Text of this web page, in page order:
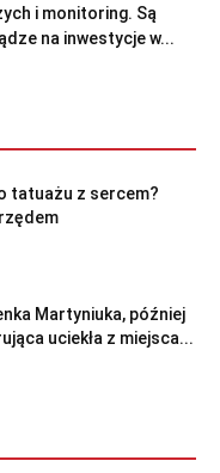
i monitoring. Są
na inwestycje w...
tatuażu z sercem?
Martyniuka, później
uciekła z miejsca...